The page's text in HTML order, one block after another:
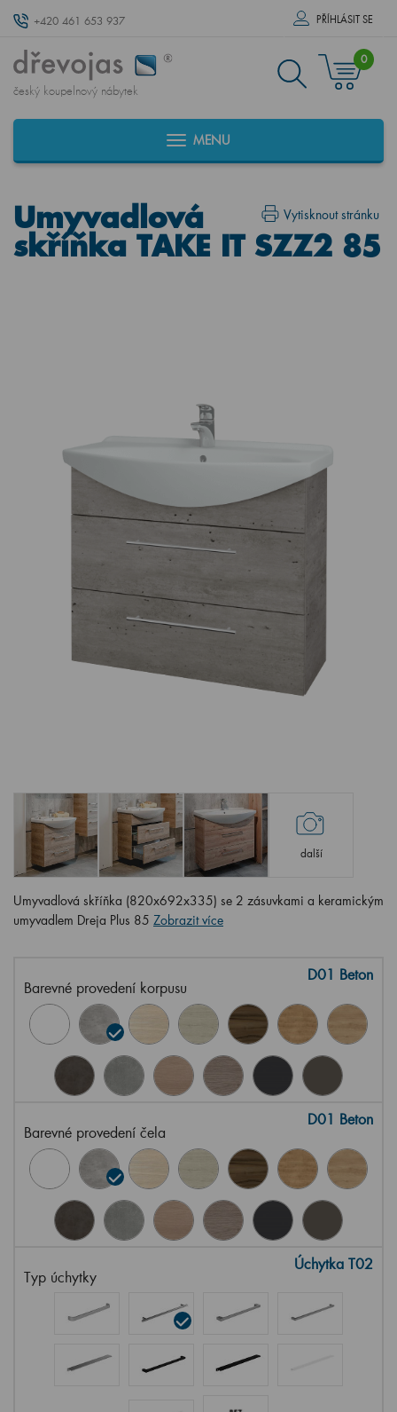
+420 461 653 937 PŘÍHLÁSIT SE
český koupelnový nábytek
0
MENU
Vytisknout stránku
Umyvadlová
skříňka TAKE IT SZZ2 85
další
Umyvadlová skříňka (820x692x335) se 2 zásuvkami a keramickým
umyvadlem Dreja Plus 85 Zobrazit více
Barevné provedení korpusu
D01 Beton
Barevné provedení čela
D01 Beton
Typ úchytky
Úchytka T02